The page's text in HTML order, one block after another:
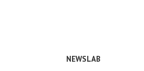
NEWSLAB